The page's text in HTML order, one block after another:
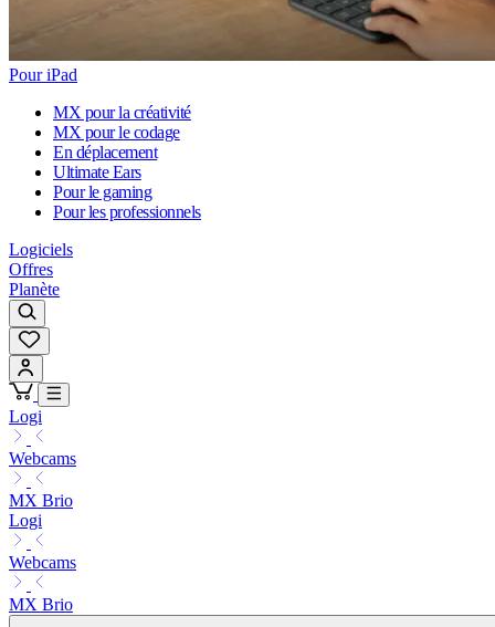
Pour iPad
MX pour la créativité
MX pour le codage
En déplacement
Ultimate Ears
Pour le gaming
Pour les professionnels
Logiciels
Offres
Planète
Logi
Webcams
MX Brio
Logi
Webcams
MX Brio